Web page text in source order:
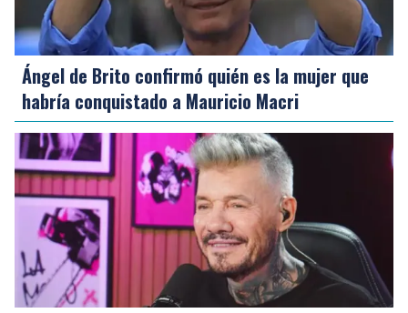
Ángel de Brito confirmó quién es la mujer que
habría conquistado a Mauricio Macri